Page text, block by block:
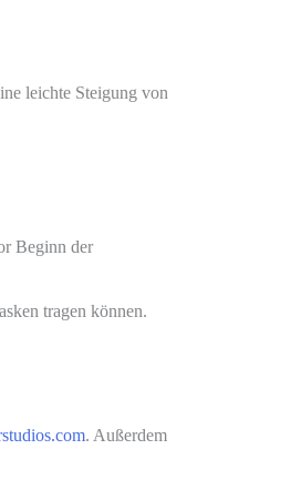
leichte Steigung von
Beginn der
tragen können.
. Außerdem